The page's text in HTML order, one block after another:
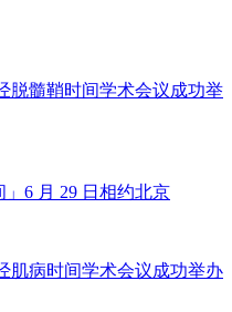
脱髓鞘时间学术会议成功举
6 月 29 日相约北京
肌病时间学术会议成功举办